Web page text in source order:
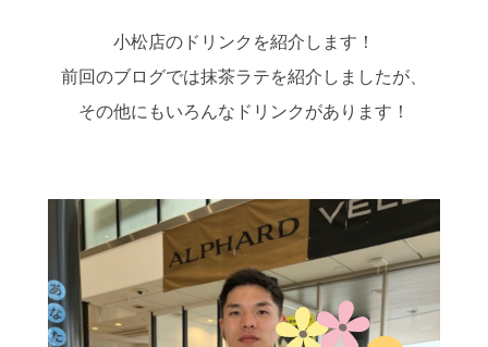
小松店のドリンクを紹介します！
前回のブログでは抹茶ラテを紹介しましたが、
その他にもいろんなドリンクがあります！